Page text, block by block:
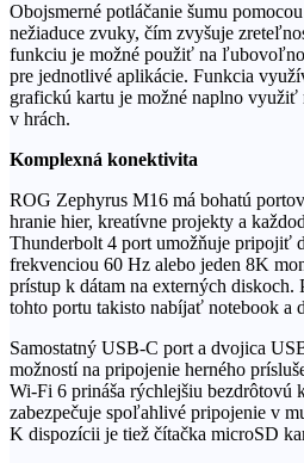
Obojsmerné potláčanie šumu
nežiaduce zvuky, čím zvyšuje
funkciu je možné použiť na
pre jednotlivé aplikácie. Funkcia
grafickú kartu je možné naplno
v hrách.
Komplexná konektivita
ROG Zephyrus M16 má bohatú
hranie hier, kreatívne projekty a
Thunderbolt 4 port umožňuje pripojiť
frekvenciou 60 Hz alebo jeden 8K
prístup k dátam na externých diskoch.
tohto portu takisto nabíjať notebook a
Samostatný USB-C port a dvojica
možností na pripojenie herného
Wi-Fi 6 prináša rýchlejšiu bezdrôtovú
zabezpečuje spoľahlivé pripojenie v
K dispozícii je tiež čítačka microSD